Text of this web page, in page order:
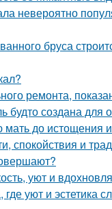
невероятно
бруса
ремонта,
будто создана для
до истощения и
спокойствия и
уют и
уют и эстетика